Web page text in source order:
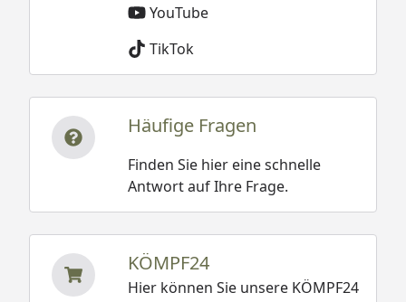
YouTube
TikTok
Häufige Fragen
Finden Sie hier eine schnelle
Antwort auf Ihre Frage.
KÖMPF24
Hier können Sie unsere KÖMPF24